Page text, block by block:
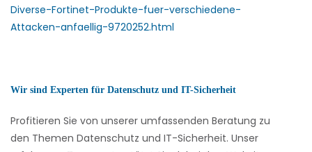
Diverse-Fortinet-Produkte-fuer-verschiedene-
Attacken-anfaellig-9720252.html
Wir sind Experten für Datenschutz und IT-Sicherheit
Profitieren Sie von unserer umfassenden Beratung zu
den Themen Datenschutz und IT-Sicherheit. Unser